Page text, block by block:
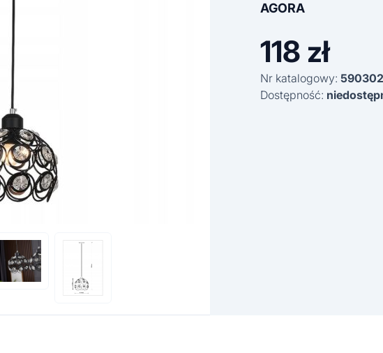
AGORA
118 zł
Nr katalogowy:
Dostępność: